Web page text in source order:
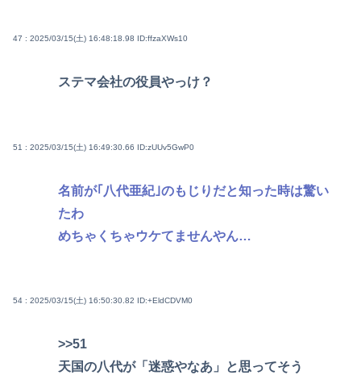
47 : 2025/03/15(土) 16:48:18.98 ID:ffzaXWs10
ステマ会社の役員やっけ？
51 : 2025/03/15(土) 16:49:30.66 ID:zUUv5GwP0
名前が｢八代亜紀｣のもじりだと知った時は驚い
たわ
めちゃくちゃウケてませんやん…
54 : 2025/03/15(土) 16:50:30.82 ID:+EldCDVM0
>>51
天国の八代が「迷惑やなあ」と思ってそう